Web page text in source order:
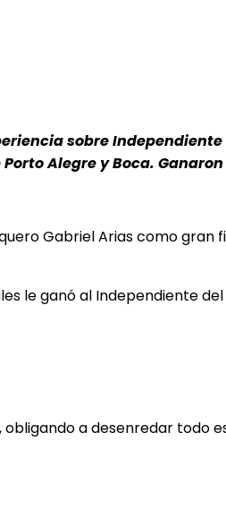
sobre
Alegre y Boca. Ganaron
Gabriel Arias como
le ganó al Independiente
a desenredar todo